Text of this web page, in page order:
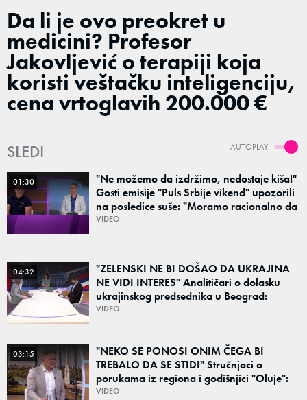
Da li je ovo preokret u
medicini? Profesor
Jakovljević o terapiji koja
koristi veštačku inteligenciju,
cena vrtoglavih 200.000 €
AUTOPLAY
SLEDI
01:30
"Ne možemo da izdržimo, nedostaje kiša!"
Gosti emisije "Puls Srbije vikend" upozorili
na posledice suše: "Moramo racionalno da
koristimo resurse"
VIDEO
04:32
"ZELENSKI NE BI DOŠAO DA UKRAJINA
NE VIDI INTERES" Analitičari o dolasku
ukrajinskog predsednika u Beograd:
"Srbija može da razgovara sa svima"
VIDEO
03:15
"NEKO SE PONOSI ONIM ČEGA BI
TREBALO DA SE STIDI" Stručnjaci o
porukama iz regiona i godišnjici "Oluje":
"Ponos na stradanje je anticivilizacijska
VIDEO